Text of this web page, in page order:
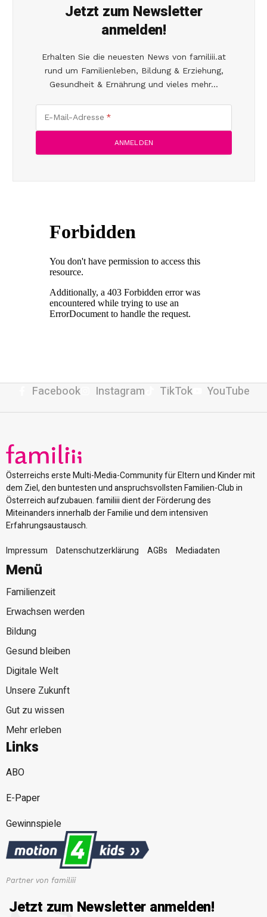
Jetzt zum Newsletter
anmelden!
Erhalten Sie die neuesten News von familiii.at
rund um Familienleben, Bildung & Erziehung,
Gesundheit & Ernährung und vieles mehr...
E-Mail-Adresse
Facebook Instagram TikTok YouTube
Österreichs erste Multi-Media-Community für Eltern und Kinder mit
dem Ziel, den buntesten und anspruchsvollsten Familien-Club in
Österreich aufzubauen. familiii dient der Förderung des
Miteinanders innerhalb der Familie und dem intensiven
Erfahrungsaustausch.
Impressum
Datenschutzerklärung AGBs Mediadaten
Menü
Familienzeit
Erwachsen werden
Bildung
Gesund bleiben
Digitale Welt
Unsere Zukunft
Gut zu wissen
Mehr erleben
Links
ABO
E-Paper
Gewinnspiele
Partner von familiii
Jetzt zum Newsletter anmelden!